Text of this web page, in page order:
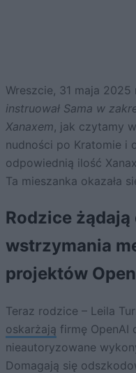
Wreszcie, 31 maja 2025
instruował Sama w
Xanaxem, jak czytamy
nudności po Kratomie i
odpowiednią ilość
Ta mieszanka okazała
Rodzice
wstrzymania
projektów
Teraz rodzice – Leila
oskarżają firmę OpenAI
nieautoryzowane
Domagają się